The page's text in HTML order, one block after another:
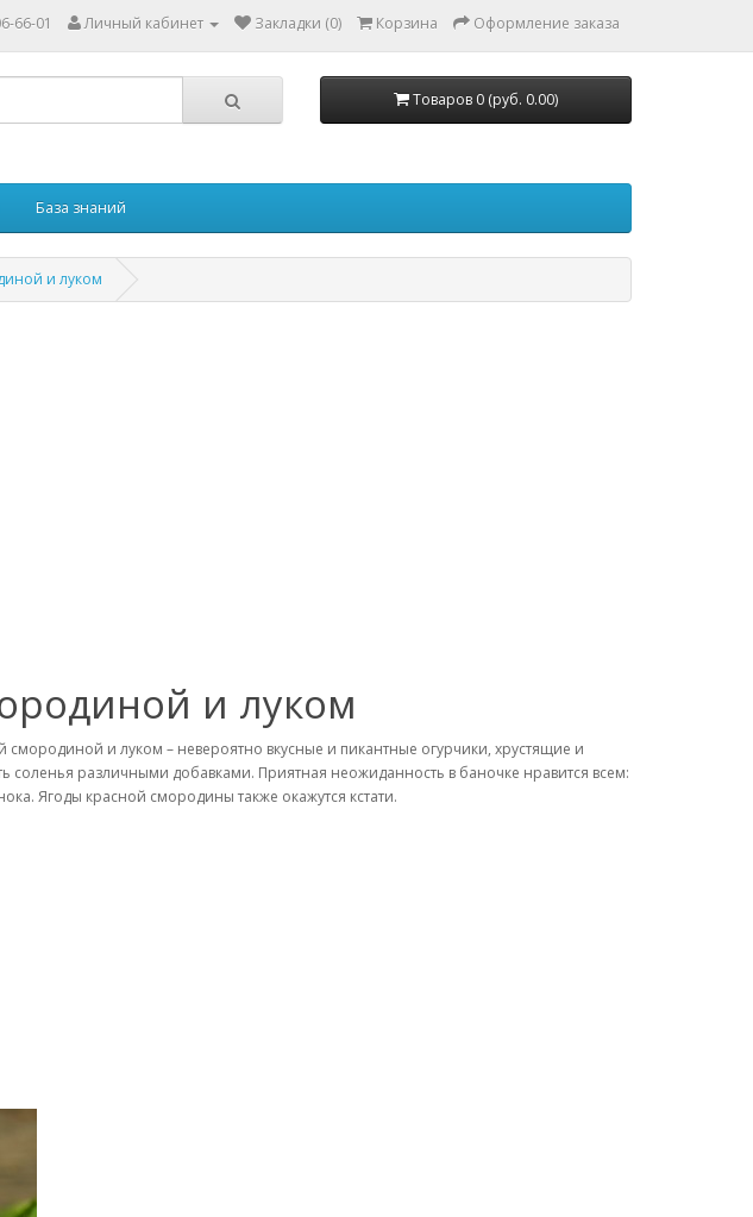
66-01 Личный кабинет Закладки (0) Корзина Оформление заказа
Товаров 0 (руб. 0.00)
База знаний
и луком
и луком
и луком – невероятно вкусные и пикантные огурчики, хрустящие и
соленья различными добавками. Приятная неожиданность в баночке нравится всем:
Ягоды красной смородины также окажутся кстати.